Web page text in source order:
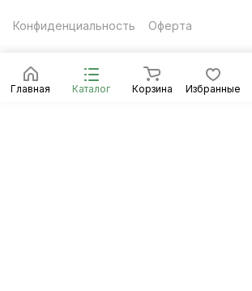
Главная Каталог Корзина Избранные
Конфиденциальность Оферта